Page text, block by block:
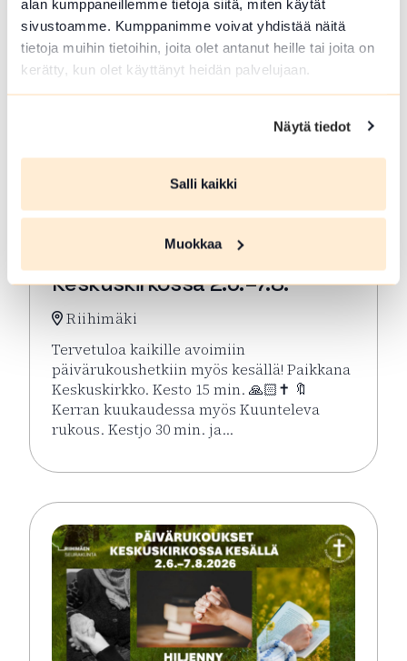
alan kumppaneillemme tietoja siitä, miten käytät
sivustoamme. Kumppanimme voivat yhdistää näitä
tietoja muihin tietoihin, joita olet antanut heille tai joita on
kerätty, kun olet käyttänyt heidän palvelujaan.
Näytä tiedot
Salli kaikki
Muokkaa
ELO 07 2026
Kesän rukoushetket Riihimäen
Keskuskirkossa 2.6.–7.8.
Riihimäki
Tervetuloa kaikille avoimiin
päivärukoushetkiin myös kesällä! Paikkana
Keskuskirkko. Kesto 15 min. 🙏🏻✝️ 🔖
Kerran kuukaudessa myös Kuunteleva
rukous. Kestjo 30 min. ja…
Lue lisää tapahtumasta Kesän rukoushetket